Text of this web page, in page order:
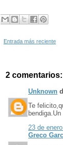
Entrada más reciente
2 comentarios:
Unknown
Te
23 de
Greco